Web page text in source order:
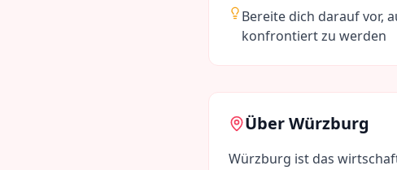
Bereite dich darauf vor,
konfrontiert zu werden
ÜberWürzburg
Würzburg ist das